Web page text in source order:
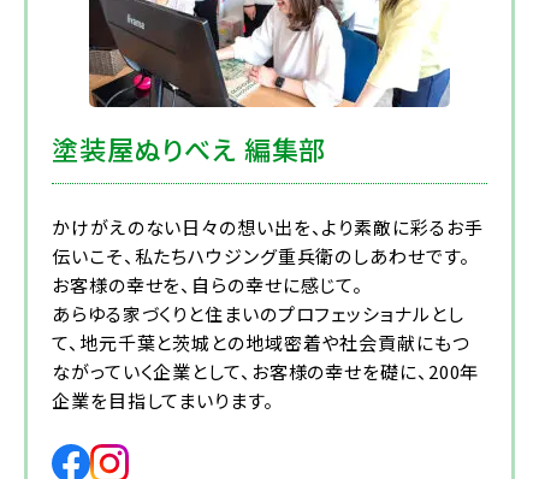
塗装屋ぬりべえ 編集部
かけがえのない日々の想い出を、より素敵に彩るお手
伝いこそ、私たちハウジング重兵衛のしあわせです。
お客様の幸せを、自らの幸せに感じて。
あらゆる家づくりと住まいのプロフェッショナルとし
て、地元千葉と茨城との地域密着や社会貢献にもつ
ながっていく企業として、お客様の幸せを礎に、200年
企業を目指してまいります。